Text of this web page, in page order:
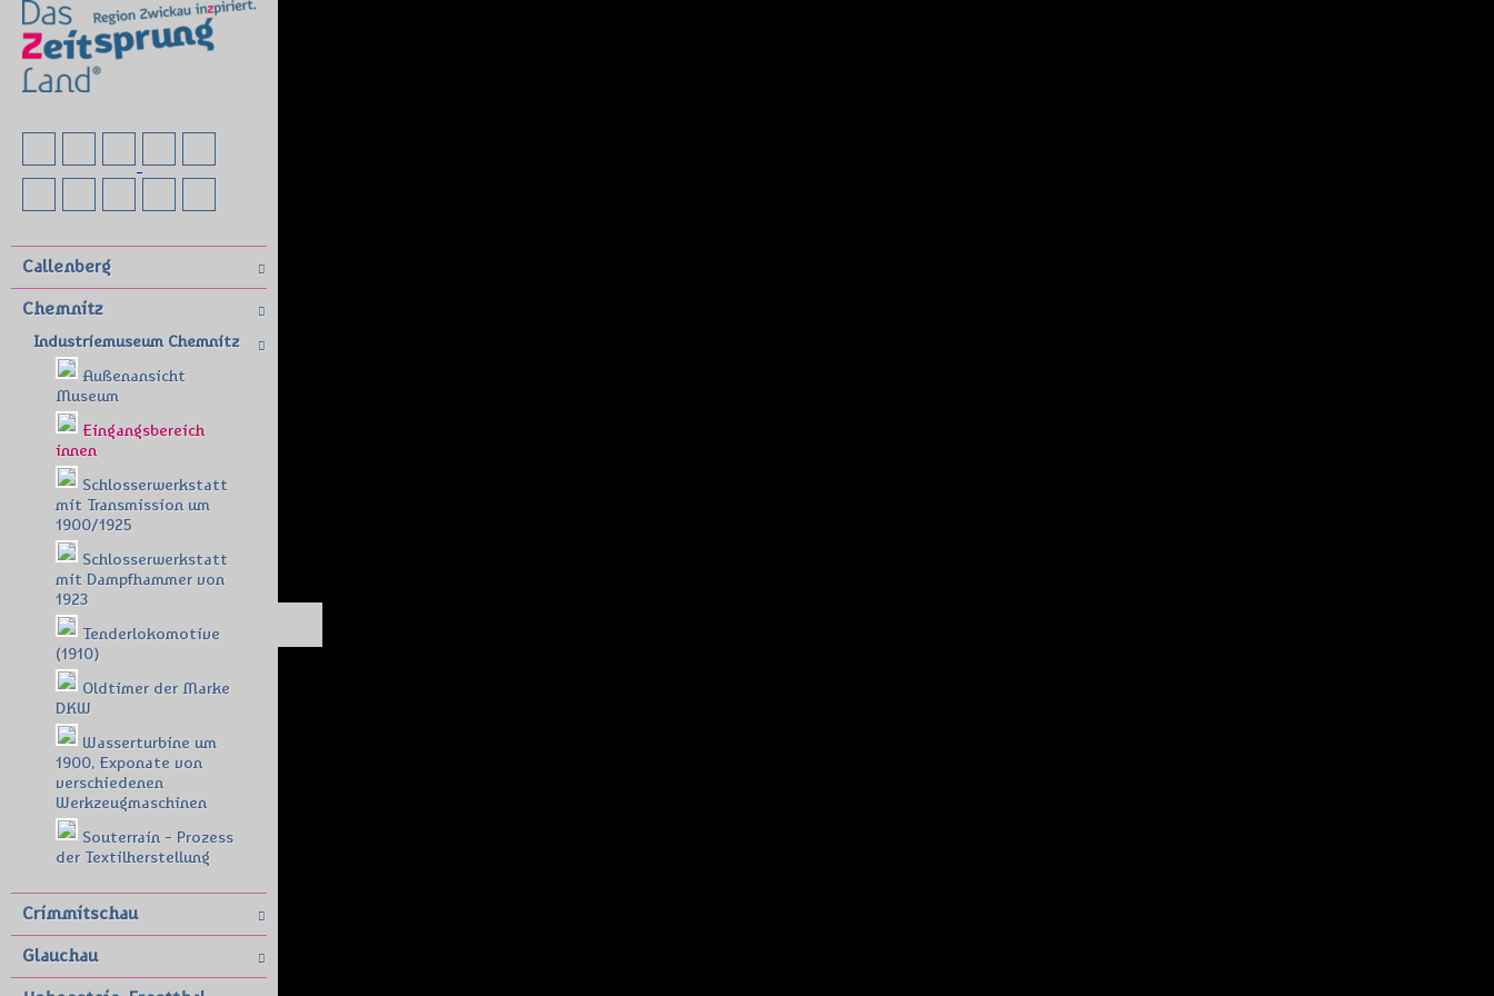
Callenberg
Chemnitz
Industriemuseum Chemnitz
Außenansicht
Museum
Eingangsbereich
innen
Schlosserwerkstatt
mit Transmission um
1900/1925
Schlosserwerkstatt
mit Dampfhammer von
1923
Tenderlokomotive
(1910)
Oldtimer der Marke
DKW
Wasserturbine um
1900, Exponate von
verschiedenen
Werkzeugmaschinen
Souterrain - Prozess
der Textilherstellung
Crimmitschau
Glauchau